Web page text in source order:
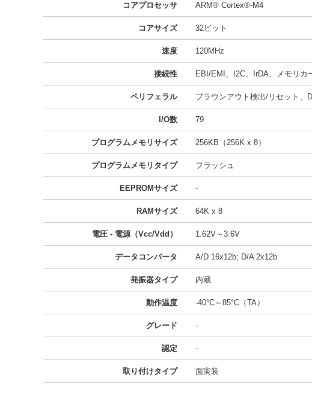
コアプロセッサ ARM® Cortex®-M4
コアサイズ 32ビット
速度 120MHz
接続性 EBI/EMI、I2C、IrDA、メモリカ
ペリフェラル ブラウンアウト検出/リセット、
I/O数 79
プログラムメモリサイズ 256KB（256K x 8）
プログラムメモリタイプ フラッシュ
EEPROMサイズ -
RAMサイズ 64K x 8
電圧 - 電源（Vcc/Vdd） 1.62V～3.6V
データコンバータ A/D 16x12b; D/A 2x12b
発振器タイプ 内蔵
動作温度 -40°C～85°C（TA）
グレード -
認定 -
取り付けタイプ 面実装